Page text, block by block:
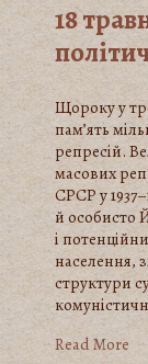
18
Щороку у
пам’ять
репресій.
масових
СРСР у
й особисто
і
населення,
структури
Read More